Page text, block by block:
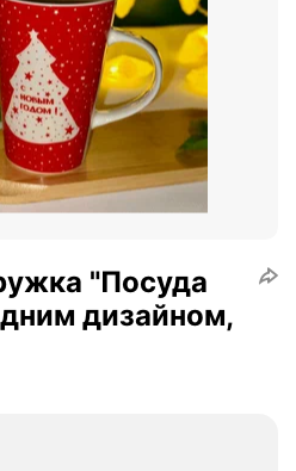
"Посуда
дизайном,